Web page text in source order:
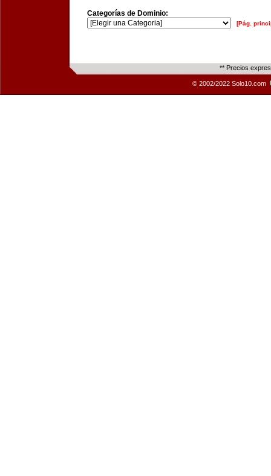
Categorías de Dominio:
[Pág.
** Precios
© 2002/2022 Solo10.com